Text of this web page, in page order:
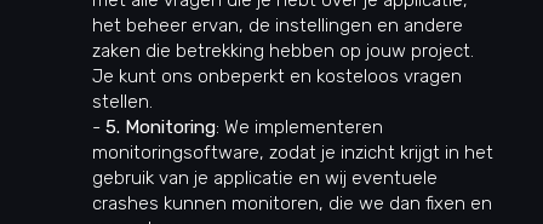
het beheer ervan, de instellingen en andere
zaken die betrekking hebben op jouw project.
Je kunt ons onbeperkt en kosteloos vragen
stellen.
- 5. Monitoring: We implementeren
monitoringsoftware, zodat je inzicht krijgt in het
gebruik van je applicatie en wij eventuele
crashes kunnen monitoren, die we dan fixen en